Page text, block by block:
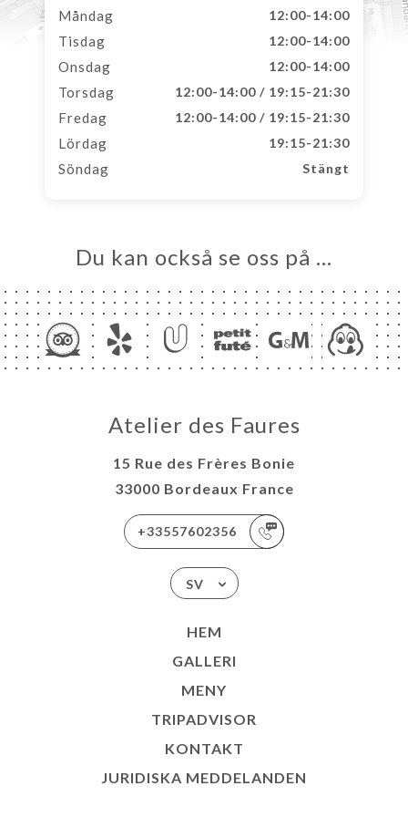
Måndag 12:00-14:00
Tisdag 12:00-14:00
Onsdag 12:00-14:00
Torsdag 12:00-14:00 / 19:15-21:30
Fredag 12:00-14:00 / 19:15-21:30
Lördag 19:15-21:30
Söndag Stängt
Du kan också se oss på …
Atelier des Faures
15 Rue des Frères Bonie
33000 Bordeaux France
+33557602356
SV
HEM
GALLERI
MENY
TRIPADVISOR
KONTAKT
JURIDISKA MEDDELANDEN